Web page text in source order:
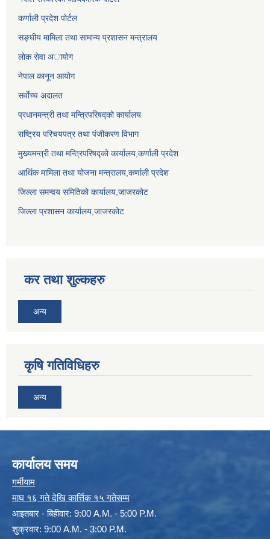
कर्णाली प्रदेश पोर्टल
सङ्घीय मामिला तथा सामान्य प्रशासन मन्त्रालय
लाेक सेवा अायाेग
नेपाल कानून आयोग
सर्वाेच्च अदालत
प्रधानमन्त्री तथा मन्त्रिपरिषद्को कार्यालय
राष्ट्रिय परिचयपत्र तथा पंजीकरण विभाग
मुख्यमन्त्री तथा मन्त्रिपरिषद्को कार्यालय,कर्णाली प्रदेश
आर्थिक मामिला तथा योजना मन्त्रालय,कर्णाली प्रदेश
जिल्ला समन्वय समितिको कार्यालय,जाजरकाेट
जिल्ला प्रशासन कार्यालय,जाजरकोट
कर तथा शुल्कहरु
अन्य
कृषि गतिविधिहरु
अन्य
कार्यालय समय
गर्मीयाम
माघ १६ गते देखि कार्त्तिक १५ गतेसम्म
आइतबार - बिहीवार: 9:00 A.M. - 5:00 P.M.
शुक्रवार: 9:00 A.M. - 3:00 P.M.